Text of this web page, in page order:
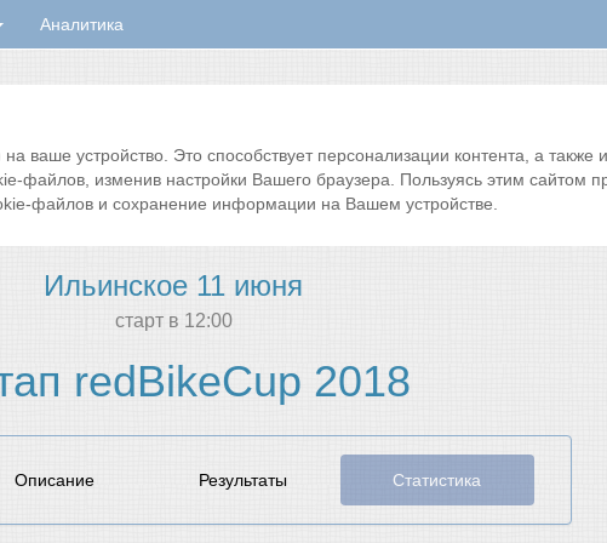
Аналитика
устройство. Это способствует персонализации контента, а также
файлов, изменив настройки Вашего браузера. Пользуясь этим сайтом
файлов и сохранение информации на Вашем устройстве.
Ильинское 11 июня
cтарт в 12:00
redBikeCup 2018
Описание Результаты Статистика